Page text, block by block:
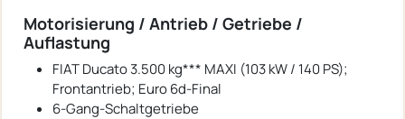
Motorisierung / Antrieb / Getriebe /
Auflastung
FIAT Ducato 3.500 kg*** MAXI (103 kW / 140 PS);
Frontantrieb; Euro 6d-Final
6-Gang-Schaltgetriebe